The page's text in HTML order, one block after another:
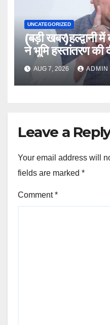
UNCATEGORIZED
(बड़ी खबर)हल्द्वानी
ने भूमि हस्तांतरण की
AUG 7, 2026 ADMIN
Leave a
Your email address will
fields are marked *
Comment*